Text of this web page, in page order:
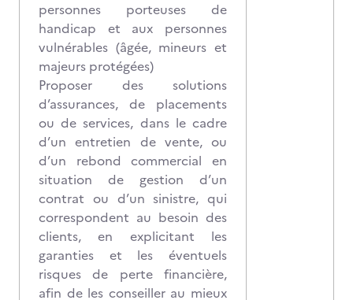
personnes porteuses de
handicap et aux personnes
vulnérables (âgée, mineurs et
majeurs protégées)
Proposer des solutions
d’assurances, de placements
ou de services, dans le cadre
d’un entretien de vente, ou
d’un rebond commercial en
situation de gestion d’un
contrat ou d’un sinistre, qui
correspondent au besoin des
clients, en explicitant les
garanties et les éventuels
risques de perte financière,
afin de les conseiller au mieux